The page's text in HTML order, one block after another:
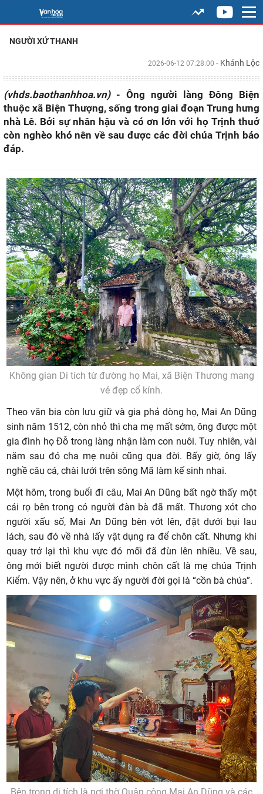
NGƯỜI XỨ THANH
2026-06-12 07:28:00 - Khánh Lộc
(vhds.baothanhhoa.vn)- Ông người làng Đông Biện
thuộc xã Biện Thượng, sống trong giai đoạn Trung hưng
nhà Lê. Bởi sự nhân hậu và có ơn lớn với họ Trịnh thuở
còn nghèo khó nên về sau được các đời chúa Trịnh báo
đáp.
Không gian Di tích từ đường họ Mai, xã Biện Thương mang
vẻ đẹp cổ kính.
Theo văn bia còn lưu giữ và gia phả dòng họ, Mai An Dũng
sinh năm 1512, còn nhỏ thì cha mẹ mất sớm, ông được một
gia đình họ Đỗ trong làng nhận làm con nuôi. Tuy nhiên, vài
năm sau đó cha mẹ nuôi cũng qua đời. Bấy giờ, ông lấy
nghề câu cá, chài lưới trên sông Mã làm kế sinh nhai.
Một hôm, trong buổi đi câu, Mai An Dũng bất ngờ thấy một
cái rọ bên trong có người đàn bà đã mất. Thương xót cho
người xấu số, Mai An Dũng bèn vớt lên, đặt dưới bụi lau
lách, sau đó về nhà lấy vật dụng ra để chôn cất. Nhưng khi
quay trở lại thì khu vực đó mối đã đùn lên nhiều. Về sau,
ông mới biết người được mình chôn cất là mẹ chúa Trịnh
Kiểm. Vậy nên, ở khu vực ấy người đời gọi là “cồn bà chúa”.